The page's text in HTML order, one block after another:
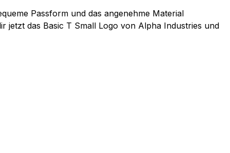
Passform und das angenehme Material
das Basic T Small Logo von Alpha Industries und